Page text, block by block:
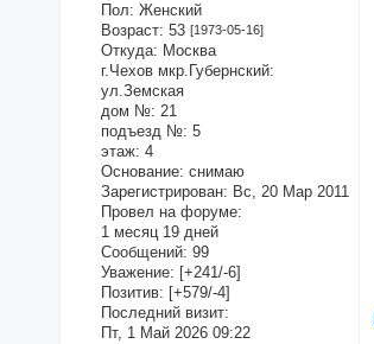
Пол: Женский
Возраст: 53 [1973-05-16]
Откуда: Москва
г.Чехов мкр.Губернский:
ул.Земская
дом №: 21
подъезд №: 5
этаж: 4
Основание: снимаю
Зарегистрирован: Вс, 20 Мар 2011
Провел на форуме:
1 месяц 19 дней
Сообщений: 99
Уважение: [+241/-6]
Позитив: [+579/-4]
Последний визит:
Пт, 1 Май 2026 09:22